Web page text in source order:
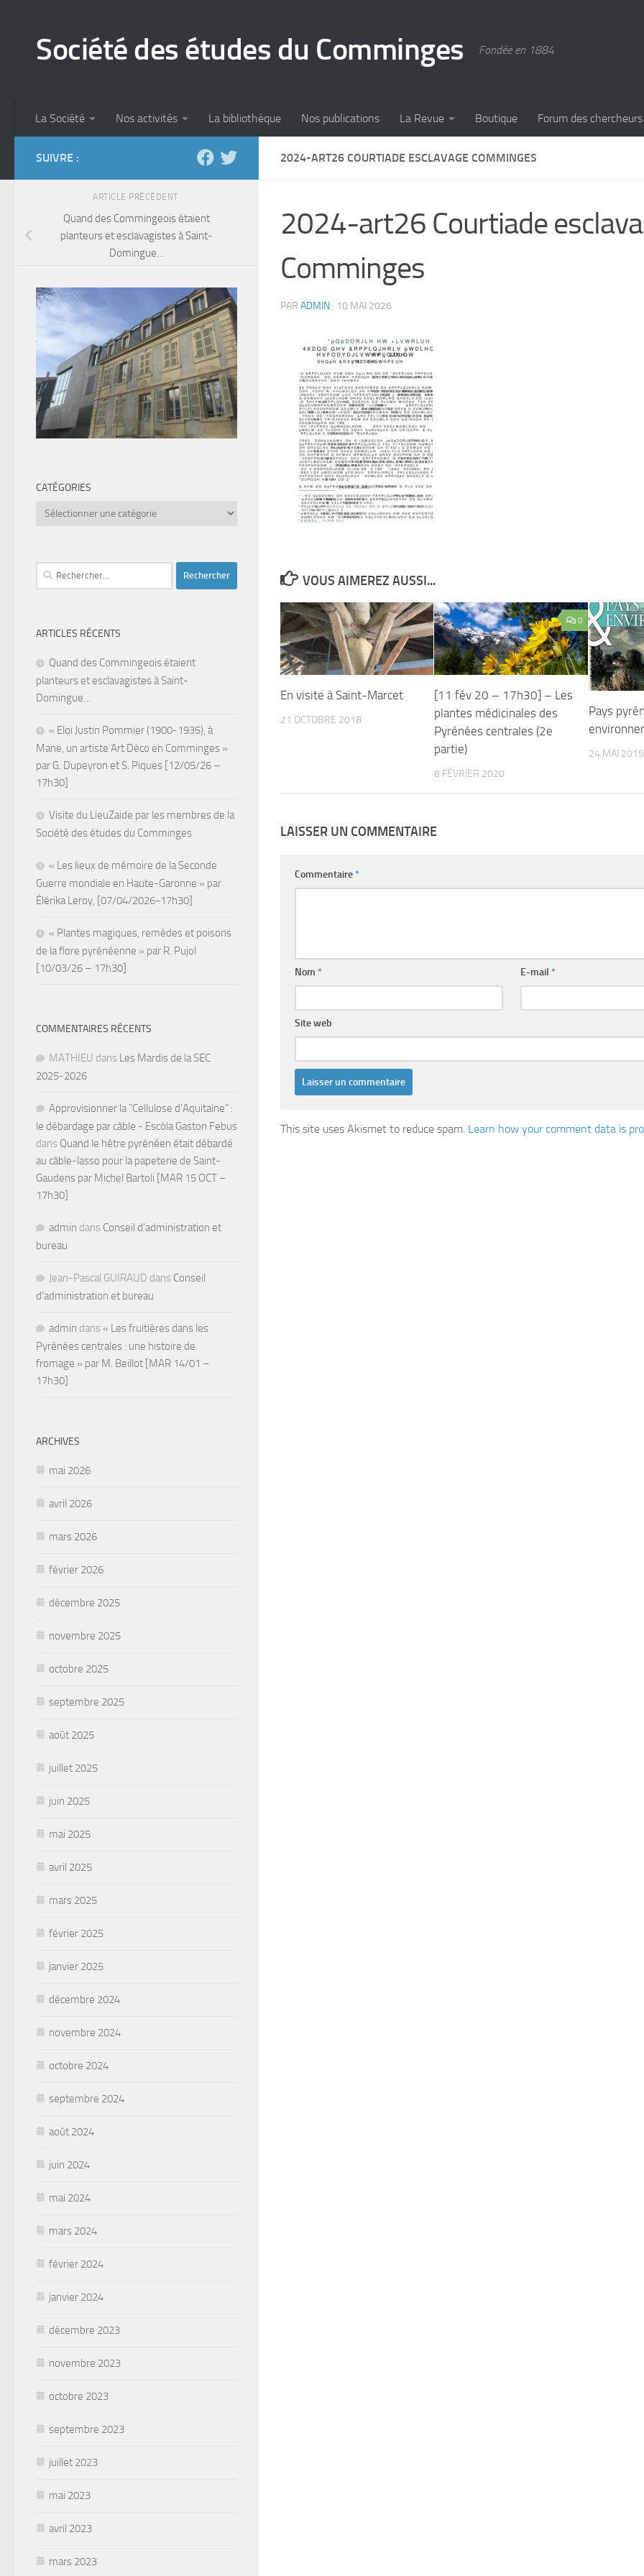
Société des études du Comminges Fondée en 1884
La Société Nos activités La bibliothèque Nos publications La Revue Boutique Forum des chercheurs
2024-ART26 COURTIADE ESCLAVAGE COMMINGES
2024-art26 Courtiade
Comminges
PAR ADMIN · 10 MAI 2026
VOUS AIMEREZ AUSSI...
En visite à Saint-Marcet
21 OCTOBRE 2018
0
[11 fév 20 – 17h30] – Les
plantes médicinales des
Pyrénées centrales (2e
partie)
8 FÉVRIER 2020
Pays
24 MAI 2015
LAISSER UN COMMENTAIRE
Commentaire*
Nom * E-mail*
Site web
This site uses Akismet to reduce spam. Learn how your comment data is
SUIVRE :
ARTICLE PRÉCÉDENT
Quand des Commingeois étaient
planteurs et esclavagistes à Saint-
Domingue…
CATÉGORIES
Catégories
Rechercher :
ARTICLES RÉCENTS
Quand des Commingeois étaient
planteurs et esclavagistes à Saint-
Domingue…
« Eloi Justin Pommier (1900-1935), à
Mane, un artiste Art Déco en Comminges »
par G. Dupeyron et S. Piques [12/05/26 –
17h30]
Visite du LieuZaide par les membres de la
Société des études du Comminges
« Les lieux de mémoire de la Seconde
Guerre mondiale en Haute-Garonne » par
Élérika Leroy, [07/04/2026-17h30]
« Plantes magiques, remèdes et poisons
de la flore pyrénéenne » par R. Pujol
[10/03/26 – 17h30]
COMMENTAIRES RÉCENTS
MATHIEU dans Les Mardis de la SEC
2025-2026
Approvisionner la "Cellulose d'Aquitaine" :
le débardage par câble - Escòla Gaston Febus
dans Quand le hêtre pyrénéen était débardé
au câble-lasso pour la papeterie de Saint-
Gaudens par Michel Bartoli [MAR 15 OCT –
17h30]
admin dans Conseil d’administration et
bureau
Jean-Pascal GUIRAUD dans Conseil
d’administration et bureau
admin dans « Les fruitières dans les
Pyrénées centrales : une histoire de
fromage » par M. Beillot [MAR 14/01 –
17h30]
ARCHIVES
mai 2026
avril 2026
mars 2026
février 2026
décembre 2025
novembre 2025
octobre 2025
septembre 2025
août 2025
juillet 2025
juin 2025
mai 2025
avril 2025
mars 2025
février 2025
janvier 2025
décembre 2024
novembre 2024
octobre 2024
septembre 2024
août 2024
juin 2024
mai 2024
mars 2024
février 2024
janvier 2024
décembre 2023
novembre 2023
octobre 2023
septembre 2023
juillet 2023
mai 2023
avril 2023
mars 2023